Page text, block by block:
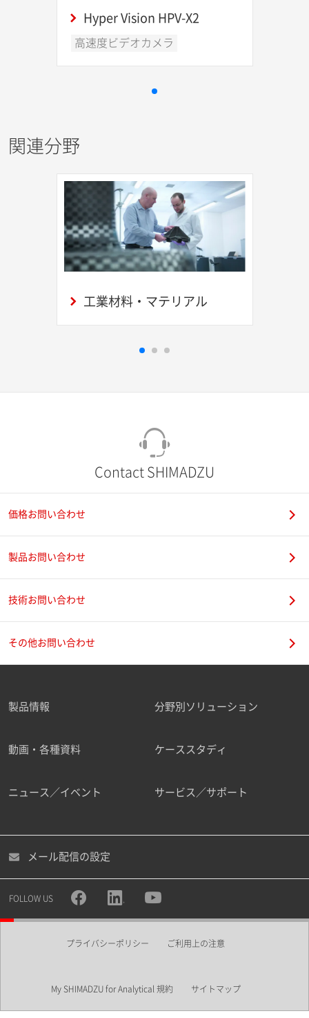
Hyper Vision HPV-X2
高速度ビデオカメラ
関連分野
工業材料・マテリアル
Contact SHIMADZU
価格お問い合わせ
製品お問い合わせ
技術お問い合わせ
その他お問い合わせ
製品情報 分野別ソリューション
動画・各種資料 ケーススタディ
ニュース／イベント サービス／サポート
メール配信の設定
FOLLOW US
プライバシーポリシー ご利用上の注意
My SHIMADZU for Analytical 規約 サイトマップ